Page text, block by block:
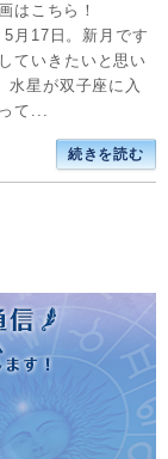
はこちら！
月17日。新月です
ていきたいと思い
水星が双子座に入
て...
続きを読む